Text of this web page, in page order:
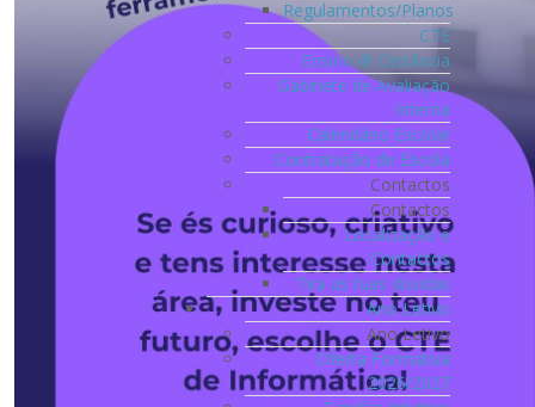
Regulamentos/Planos
CTE
Ensino @ Distância
Gabinete de Avaliação
Interna
Calendário Escolar
Contratação de Escola
Contactos
Contactos
Localização e
Contactos
Tira as tuas dúvidas
Ano Letivo
Ano Letivo
Oferta Formativa
2026/2027